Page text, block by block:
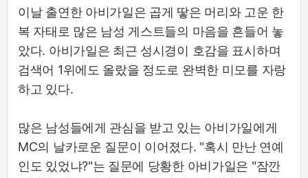
이날 출연한 아비가일은 곱게 땋은 머리와 고운 한
복 자태로 많은 남성 게스트들의 마음을 흔들어 놓
았다. 아비가일은 최근 성시경이 호감을 표시하며
검색어 1위에도 올랐을 정도로 완벽한 미모를 자랑
하고 있다.
많은 남성들에게 관심을 받고 있는 아비가일에게
MC의 날카로운 질문이 이어졌다. "혹시 만난 연예
인도 있었냐?"는 질문에 당황한 아비가일은 "잠깐